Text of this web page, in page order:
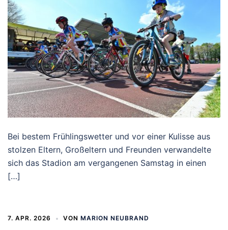
Bei bestem Frühlingswetter und vor einer Kulisse aus
stolzen Eltern, Großeltern und Freunden verwandelte
sich das Stadion am vergangenen Samstag in einen
[…]
7. APR. 2026 VON MARION NEUBRAND